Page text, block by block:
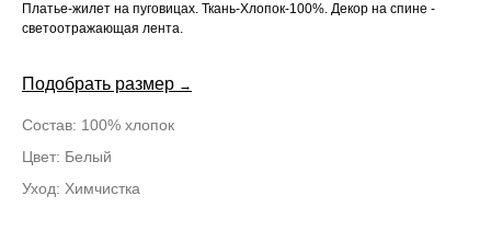
Платье-жилет на пуговицах. Ткань-Хлопок-100%. Декор на спине -
светоотражающая лента.
Подобрать размер →
Состав: 100% хлопок
Цвет: Белый
Уход: Химчистка